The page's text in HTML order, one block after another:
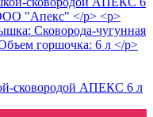
сковородой АПЕКС 6 л